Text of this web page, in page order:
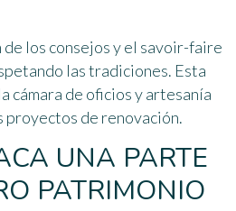
de los consejos y el savoir-faire
las tradiciones. Esta
cámara de oficios y artesanía
de renovación.
UNA PARTE
PATRIMONIO